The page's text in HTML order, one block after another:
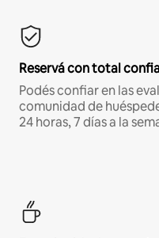
Reservá con total
Podés confiar en las
comunidad de
24 horas, 7 días a la